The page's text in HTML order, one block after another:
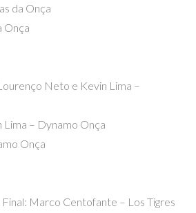
da Onça
Onça
Neto e Kevin Lima –
Lima – Dynamo Onça
Onça
Marco Centofante – Los Tigres